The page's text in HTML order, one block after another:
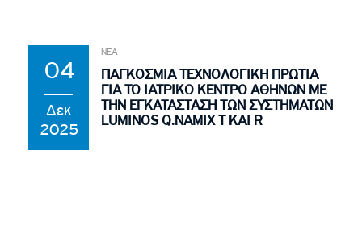
04
Δεκ
2025
ΝΕΑ
ΠΑΓΚΟΣΜΙΑ ΤΕΧΝΟΛΟΓΙΚΗ ΠΡΩΤΙΑ
ΓΙΑ ΤΟ ΙΑΤΡΙΚΟ ΚΕΝΤΡΟ ΑΘΗΝΩΝ ΜΕ
ΤΗΝ ΕΓΚΑΤΑΣΤΑΣΗ ΤΩΝ ΣΥΣΤΗΜΑΤΩΝ
LUMINOS Q.NAMIX T ΚΑΙ R